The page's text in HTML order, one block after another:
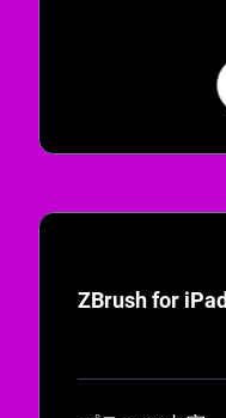
ZBrush for iPad